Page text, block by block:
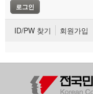
ID/PW 찾기 회원가입